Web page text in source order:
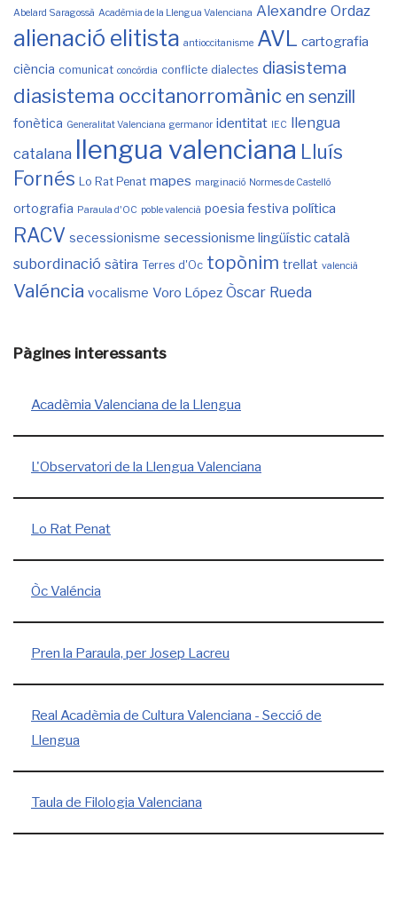
Abelard Saragossà Acadèmia de la Llengua Valenciana Alexandre Ordaz
alienació elitista antioccitanisme AVL cartografia
ciència comunicat concòrdia conflicte dialectes diasistema
diasistema occitanorromànic en senzill
fonètica Generalitat Valenciana germanor identitat IEC llengua
catalana llengua valenciana Lluís
Fornés
Lo Rat Penat mapes marginació Normes de Castelló
ortografia Paraula d'OC poble valencià poesia festiva política
RACV secessionisme secessionisme lingüístic català
subordinació sàtira Terres d'Oc topònim trellat valencià
Valéncia vocalisme Voro López Òscar Rueda
Pàgines interessants
Acadèmia Valenciana de la Llengua
L'Observatori de la Llengua Valenciana
Lo Rat Penat
Òc Valéncia
Pren la Paraula, per Josep Lacreu
Real Acadèmia de Cultura Valenciana - Secció de
Llengua
Taula de Filologia Valenciana